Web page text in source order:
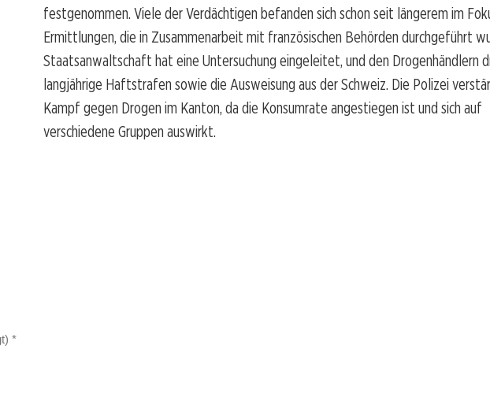
festgenommen. Viele der Verdächtigen befanden sich schon seit längerem im
Ermittlungen, die in Zusammenarbeit mit französischen Behörden durchgeführt
Staatsanwaltschaft hat eine Untersuchung eingeleitet, und den Drogenhändlern
langjährige Haftstrafen sowie die Ausweisung aus der Schweiz. Die Polizei
Kampf gegen Drogen im Kanton, da die Konsumrate angestiegen ist und sich auf
verschiedene Gruppen auswirkt.